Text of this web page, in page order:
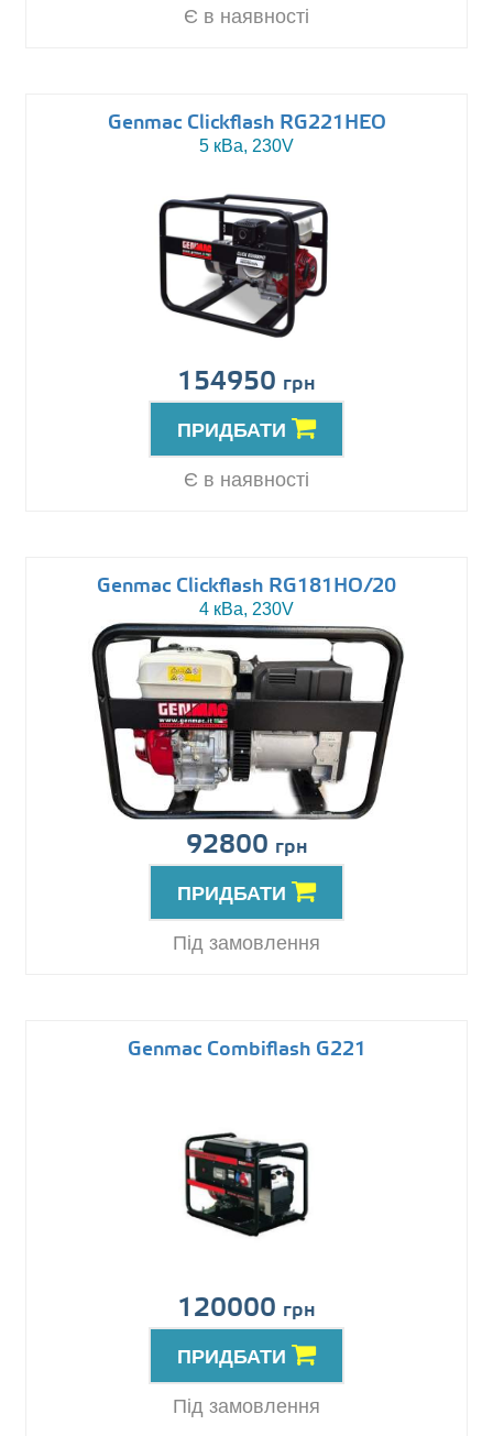
Є в наявності
Genmac Clickflash RG221HEO
5 кВа, 230V
154950 грн
ПРИДБАТИ
Є в наявності
Genmac Clickflash RG181HO/20
4 кВа, 230V
92800 грн
ПРИДБАТИ
Під замовлення
Genmac Combiflash G221
120000 грн
ПРИДБАТИ
Під замовлення